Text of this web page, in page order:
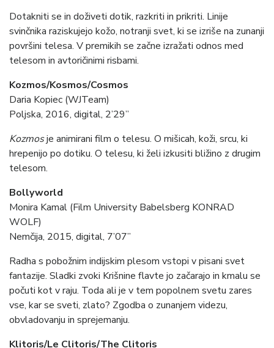
Dotakniti se in doživeti dotik, razkriti in prikriti. Linije
svinčnika raziskujejo kožo, notranji svet, ki se izriše na zunanji
površini telesa. V premikih se začne izražati odnos med
telesom in avtoričinimi risbami.
Kozmos/Kosmos/Cosmos
Daria Kopiec (WJTeam)
Poljska, 2016, digital, 2’29”
Kozmosje animirani film o telesu. O mišicah, koži, srcu, ki
hrepenijo po dotiku. O telesu, ki želi izkusiti bližino z drugim
telesom.
Bollyworld
Monira Kamal (Film University Babelsberg KONRAD
WOLF)
Nemčija, 2015, digital, 7’07”
Radha s pobožnim indijskim plesom vstopi v pisani svet
fantazije. Sladki zvoki Krišnine flavte jo začarajo in kmalu se
počuti kot v raju. Toda ali je v tem popolnem svetu zares
vse, kar se sveti, zlato? Zgodba o zunanjem videzu,
obvladovanju in sprejemanju.
Klitoris/Le Clitoris/The Clitoris